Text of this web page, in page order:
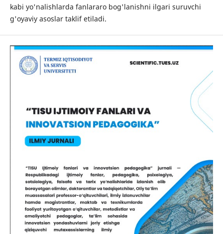
kabi yo'nalishlarda fanlararo bog'lanishni ilgari suruvchi
g'oyaviy asoslar taklif etiladi.